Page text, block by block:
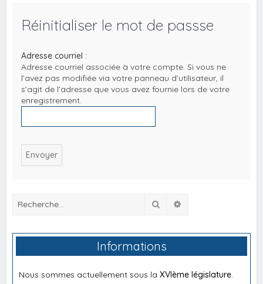
Réinitialiser le mot de passse
Adresse courriel :
Adresse courriel associée à votre compte. Si vous ne
l’avez pas modifiée via votre panneau d’utilisateur, il
s’agit de l’adresse que vous avez fournie lors de votre
enregistrement.
Rechercher
Informations
Nous sommes actuellement sous laXVIème législature